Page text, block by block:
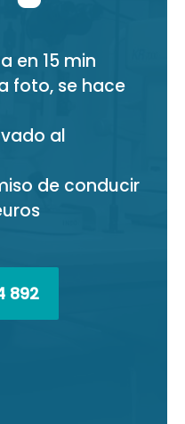
en 15 min
foto, se hace
al
de conducir
892